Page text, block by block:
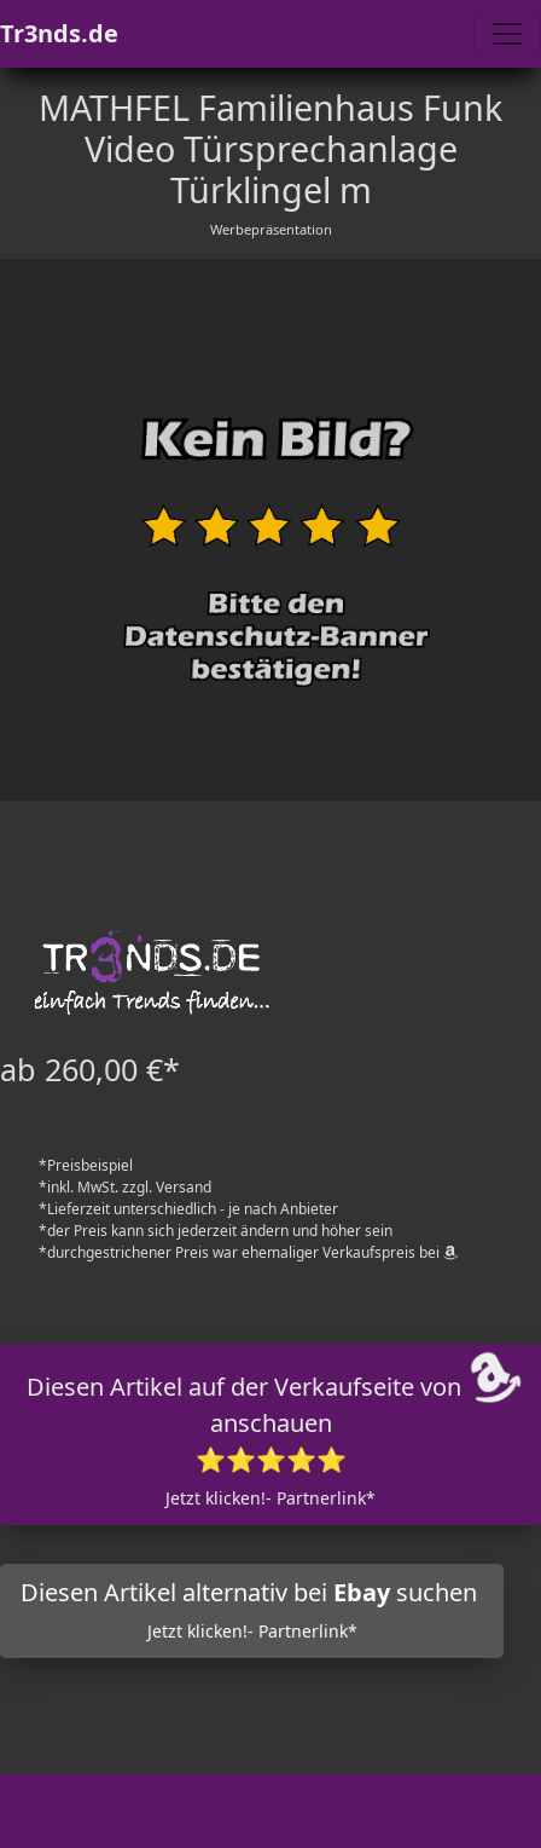
Tr3nds.de
MATHFEL Familienhaus Funk
Video Türsprechanlage
Türklingel m
Werbepräsentation
ab 260,00 €*
*Preisbeispiel
*inkl. MwSt. zzgl. Versand
*Lieferzeit unterschiedlich - je nach Anbieter
*der Preis kann sich jederzeit ändern und höher sein
*durchgestrichener Preis war ehemaliger Verkaufspreis bei
Diesen Artikel auf der Verkaufseite von
anschauen
⭐⭐⭐⭐⭐
Jetzt klicken!- Partnerlink*
Diesen Artikel alternativ bei Ebaysuchen
Jetzt klicken!- Partnerlink*